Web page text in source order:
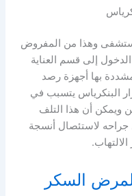
وهذا من المفروض
إلى قسم العناية
بها أجهزة رصد
البنكرياس يتسبب في
ويمكن أن هذا التلف
لاستئصال أنسجة
السكر